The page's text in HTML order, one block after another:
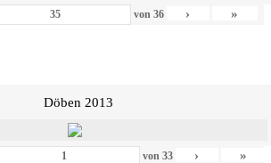
von 36 › »
Döben 2013
von 33 › »